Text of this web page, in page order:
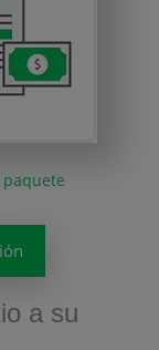
a su